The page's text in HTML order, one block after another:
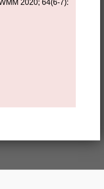
2020; 64(6-7):